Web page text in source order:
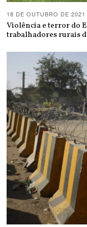
18 DE OUTUBRO DE 2021
Violência e terror do
trabalhadores rurais